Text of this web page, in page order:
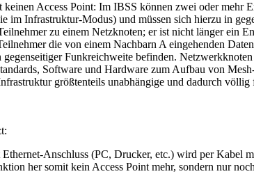
Access Point: Im IBSS können zwei oder mehr
im Infrastruktur-Modus) und müssen sich hierzu in
zu einem Netzknoten; er ist nicht länger ein
die von einem Nachbarn A eingehenden
Funkreichweite befinden.
Software und Hardware zum Aufbau von
größtenteils unabhängige und dadurch
Anschluss (PC, Drucker, etc.) wird per Kabel
her somit kein Access Point mehr, sondern nur